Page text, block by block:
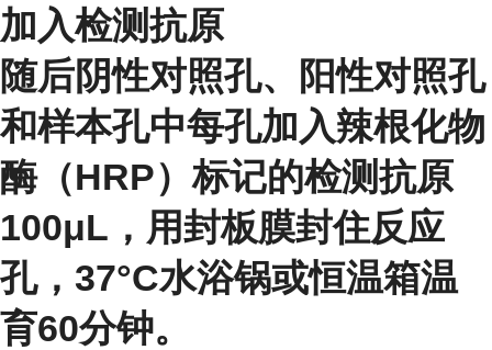
加入检测抗原
随后阴性对照孔、阳性对照孔
和样本孔中每孔加入辣根化物
酶（HRP）标记的检测抗原
100μL，用封板膜封住反应
孔，37°C水浴锅或恒温箱温
育60分钟。